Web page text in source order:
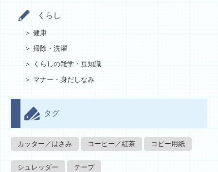
くらし
健康
掃除・洗濯
くらしの雑学・豆知識
マナー・身だしなみ
タグ
カッター／はさみ コーヒー／紅茶 コピー用紙
シュレッダー テープ